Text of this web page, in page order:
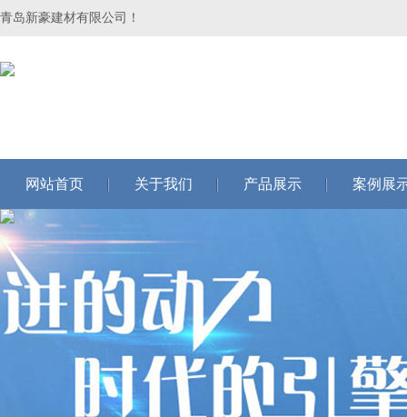
青岛新豪建材有限公司！
网站首页 关于我们 产品展示 案例展